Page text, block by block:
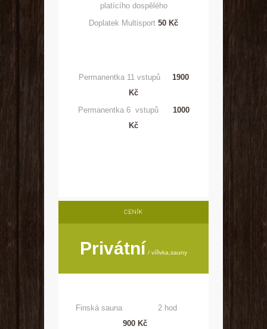
platícího dospělého
Doplatek Multisport 50 Kč
Permanentka 11 vstupů 1900
Kč
Permanentka 6 vstupů 1000
Kč
CENÍK
Privátní vířivka,sauny
Finská sauna 2 hod
900 Kč